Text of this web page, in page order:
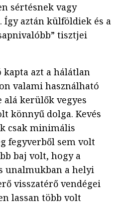
sértésnek vagy
aztán külföldiek és a
tisztjei
azt a hálátlan
valami használható
alá kerülők vegyes
könnyű dolga. Kevés
csak minimális
fegyverből sem volt
baj volt, hogy a
unalmukban a helyi
visszatérő vendégei
lassan több volt